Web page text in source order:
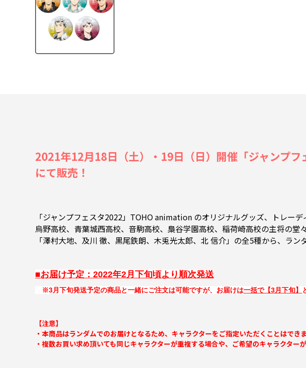
2021年12月18日（土）・19日（日）開催「ジャンプ
にて販売！
「ジャンプフェスタ2022」TOHO animation のオリジナルグッズ、トレーデ
烏野高校、青葉城西高校、音駒高校、梟谷学園高校、稲荷崎高校の主将の堂
「澤村大地、及川 徹、黒尾鉄朗、木兎光太郎、北 信介」の全5種から、ラン
■お届け予定：2022年2月下旬頃より順次発送
※3月下旬発送予定の商品と一緒にご注文は可能ですが、お届けは一括で【3月下旬】
【注意】
・本商品はランダムでのお届けとなるため、キャラクターをご指定いただくことはでき
・複数お買い求め頂いても同じキャラクターが重複する場合や、ご希望のキャラクター